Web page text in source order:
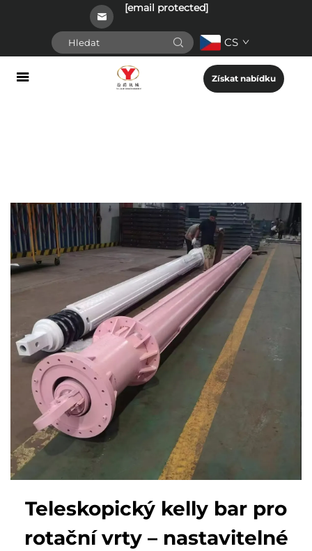
[email protected]
CS
Získat nabídku
Teleskopický kelly bar pro
rotační vrty – nastavitelné